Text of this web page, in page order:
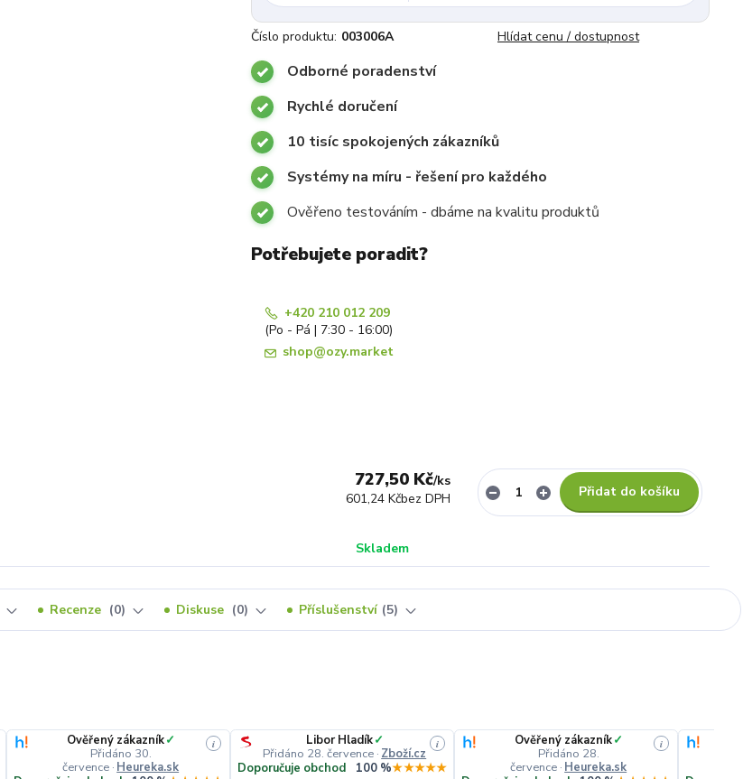
Číslo produktu: 003006A Hlídat cenu / dostupnost
Odborné poradenství
Rychlé doručení
10 tisíc spokojených zákazníků
Systémy na míru - řešení pro každého
Ověřeno testováním - dbáme na kvalitu produktů
Potřebujete poradit?
+420 210 012 209
(Po - Pá | 7:30 - 16:00)
shop@ozy.market
727,50 Kč/ks
601,24 Kčbez DPH
Skladem
Přidat do košíku
Recenze 0 Diskuse 0 Příslušenství 5
Ověřený zákazník✓
Přidáno 30.
července · Heureka.sk
i Libor Hladík✓
Přidáno 28. července · Zboží.cz
i
Doporučuje obchod 100 %★★★★★
Ověřený zákazník✓
Přidáno 28.
července · Heureka.sk
i